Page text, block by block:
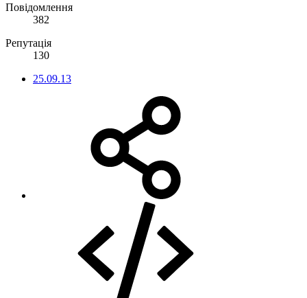
Повідомлення
382
Репутація
130
25.09.13